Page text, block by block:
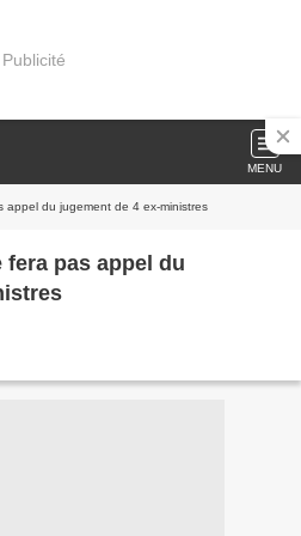
Publicité
MENU
appel du jugement de 4 ex-ministres
pas appel du